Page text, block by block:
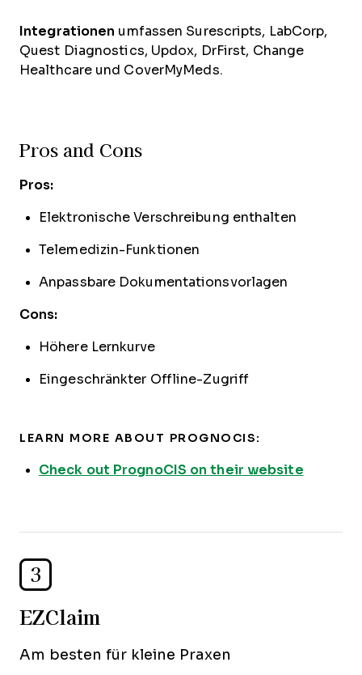
Integrationen umfassen Surescripts, LabCorp,
Quest Diagnostics, Updox, DrFirst, Change
Healthcare und CoverMyMeds.
Pros and Cons
Pros:
Elektronische Verschreibung enthalten
Telemedizin-Funktionen
Anpassbare Dokumentationsvorlagen
Cons:
Höhere Lernkurve
Eingeschränkter Offline-Zugriff
LEARN MORE ABOUT PROGNOCIS:
Check out PrognoCIS on their website
3
EZClaim
Am besten für kleine Praxen